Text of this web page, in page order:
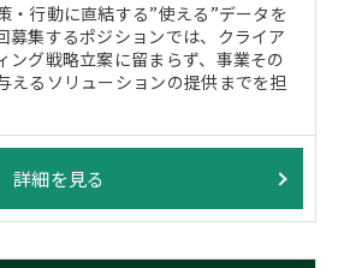
・行動に直結する”使える”データを
募集するポジションでは、クライア
ング戦略立案に留まらず、事業その
えるソリューションの提供までを担
詳細を見る